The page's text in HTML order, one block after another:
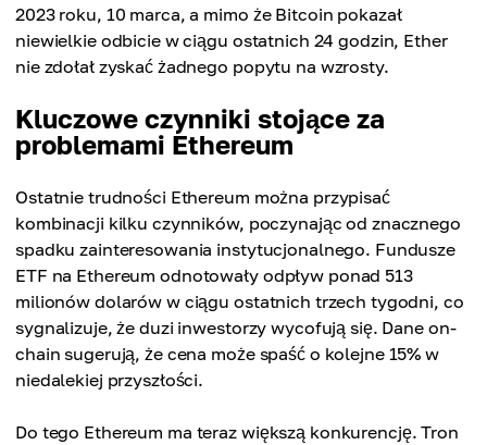
2023 roku, 10 marca, a mimo że Bitcoin pokazał
niewielkie odbicie w ciągu ostatnich 24 godzin, Ether
nie zdołał zyskać żadnego popytu na wzrosty.
Kluczowe czynniki stojące za
problemami Ethereum
Ostatnie trudności Ethereum można przypisać
kombinacji kilku czynników, poczynając od znacznego
spadku zainteresowania instytucjonalnego. Fundusze
ETF na Ethereum odnotowały odpływ ponad 513
milionów dolarów w ciągu ostatnich trzech tygodni, co
sygnalizuje, że duzi inwestorzy wycofują się. Dane on-
chain sugerują, że cena może spaść o kolejne 15% w
niedalekiej przyszłości.
Do tego Ethereum ma teraz większą konkurencję. Tron